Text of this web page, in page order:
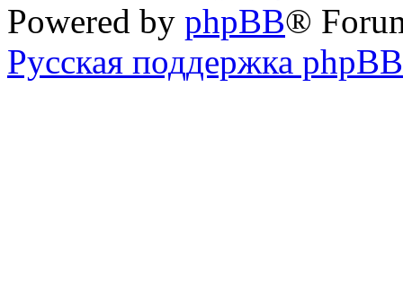
Powered by phpBB®
Русская поддержка phpBB